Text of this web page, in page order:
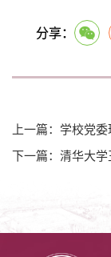
分享：
上一篇：学校党
下一篇：清华大